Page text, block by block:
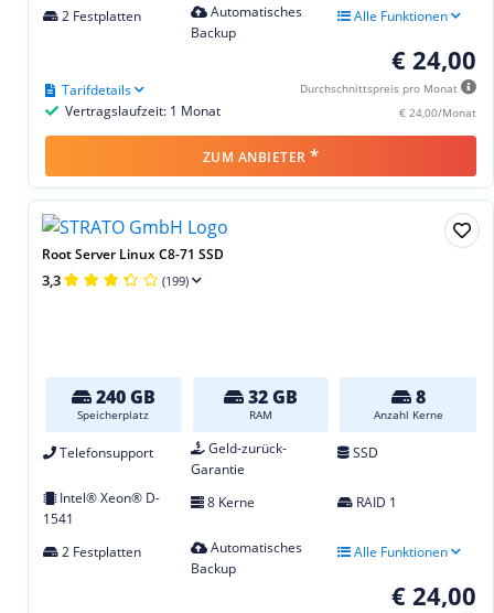
2 Festplatten
Automatisches
Backup
Alle Funktionen
€ 24,00
Durchschnittspreis pro Monat
€ 24,00/Monat
Vertragslaufzeit: 1 Monat
Tarifdetails
ZUM ANBIETER *
Root Server Linux C8-71 SSD
3,3 (199)
240 GB
Speicherplatz
32 GB
RAM
8
Anzahl Kerne
Telefonsupport
Geld-zurück-
Garantie
SSD
Intel® Xeon® D-
1541
8 Kerne RAID 1
2 Festplatten
Automatisches
Backup
Alle Funktionen
€ 24,00